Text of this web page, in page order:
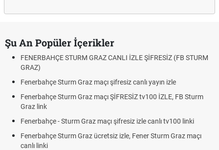
Şu An Popüler İçerikler
FENERBAHÇE STURM GRAZ CANLI İZLE ŞİFRESİZ (FB STURM
GRAZ)
Fenerbahçe Sturm Graz maçı şifresiz canlı yayın izle
Fenerbahçe Sturm Graz maçı ŞİFRESİZ tv100 İZLE, FB Sturm
Graz link
Fenerbahçe - Sturm Graz maçı şifresiz izle canlı tv100 linki
Fenerbahçe Sturm Graz ücretsiz izle, Fener Sturm Graz maçı
canlı linki